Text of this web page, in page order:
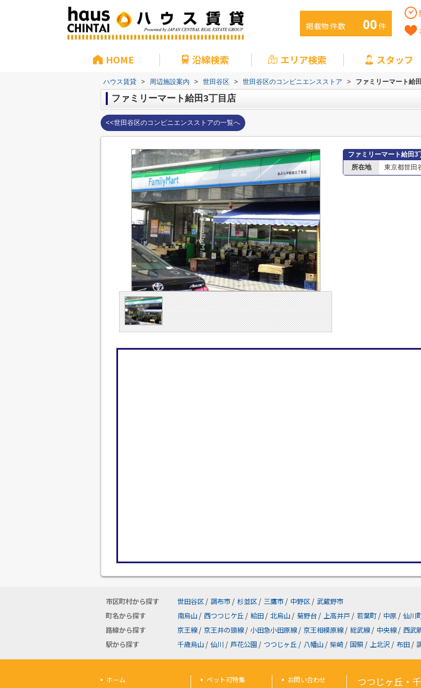
掲載物件数 00件
HOME 沿線検索 エリア検索 スタッフ
ハウス賃貸 > 周辺施設案内 > 世田谷区 > 世田谷区のコンビニエンスストア > ファミリーマート給
ファミリーマート給田3丁目店
<<世田谷区のコンビニエンスストアの一覧へ
ファミリーマート給田3
所在地
東京都世田
市区町村から探す 世田谷区 / 調布市 / 杉並区 / 三鷹市 / 中野区 / 武蔵野市
町名から探す
南烏山 / 西つつじケ丘 / 給田 / 北烏山 / 菊野台 / 上高井戸 / 若葉町 / 中原 / 仙川
路線から探す
京王線 / 京王井の頭線 / 小田急小田原線 / 京王相模原線 / 総武線 / 中央線 / 西武
駅から探す
千歳烏山 / 仙川 / 芦花公園 / つつじヶ丘 / 八幡山 / 柴崎 / 国領 / 上北沢 / 布田 /
ホーム ペット可特集 お問い合わせ つつじヶ丘・